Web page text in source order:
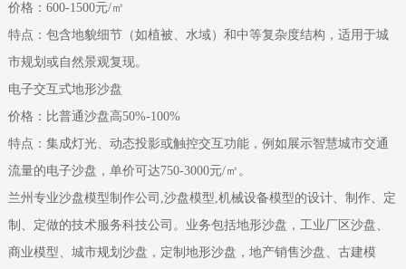
价格：600-1500元/㎡
特点：包含地貌细节（如植被、水域）和中等复杂度结构，适用于城
市规划或自然景观复现。
‌电子交互式地形沙盘‌
价格：比普通沙盘高50%-100%
特点：集成灯光、动态投影或触控交互功能，例如展示智慧城市交通
流量的电子沙盘，单价可达750-3000元/㎡。
兰州专业沙盘模型制作公司,沙盘模型,机械设备模型的设计、制作、定
制、定做的技术服务科技公司。业务包括地形沙盘，工业厂区沙盘、
商业模型、城市规划沙盘，定制地形沙盘，地产销售沙盘、古建模